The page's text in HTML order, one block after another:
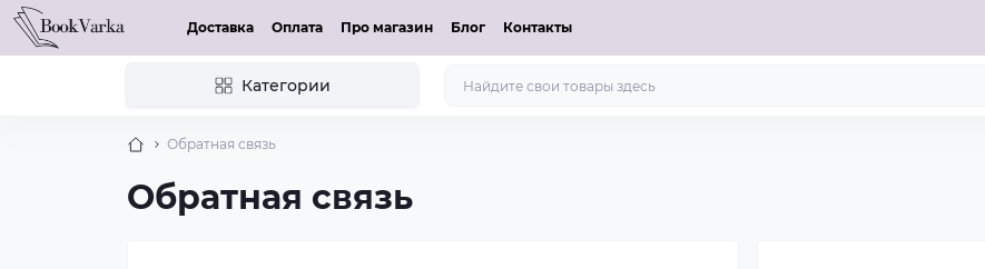
Доставка Оплата Про магазин Блог Контакты
Категории
Обратная связь
Обратная связь